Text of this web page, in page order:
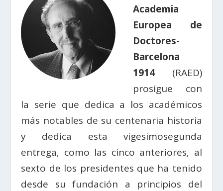
Academia
Europea de
Doctores-
Barcelona
1914 (RAED)
prosigue con
la serie que dedica a los académicos
más notables de su centenaria historia
y dedica esta vigesimosegunda
entrega, como las cinco anteriores, al
sexto de los presidentes que ha tenido
desde su fundación a principios del